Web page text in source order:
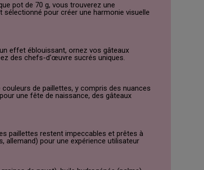
pot de 70 g, vous trouverez une
pour créer une harmonie visuelle
effet éblouissant, ornez vos gâteaux
des chefs-d'œuvre sucrés uniques.
de paillettes, y compris des nuances
une fête de naissance, des gâteaux
paillettes restent impeccables et prêtes à
allemand) pour une expérience utilisateur